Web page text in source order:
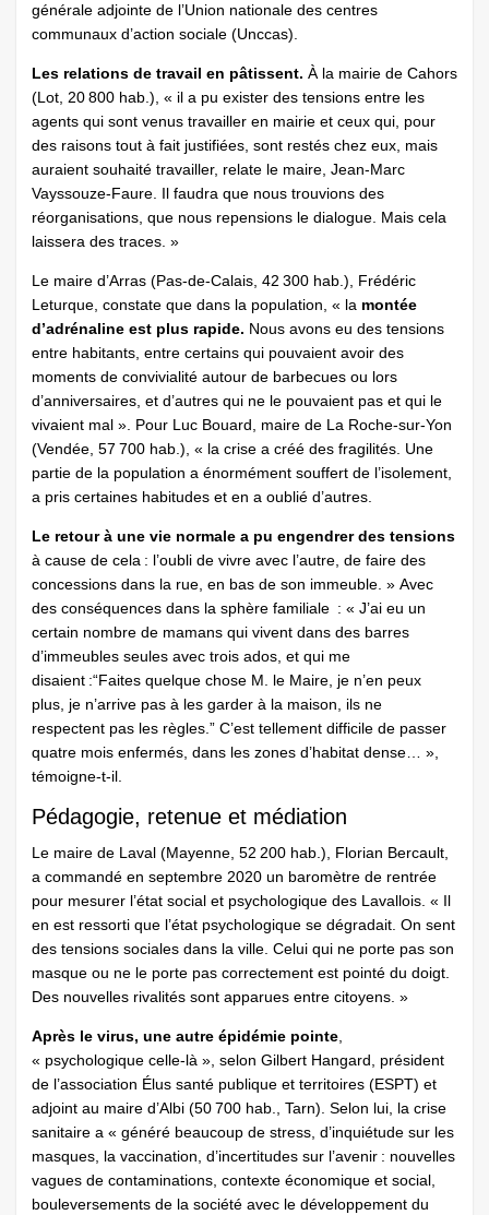
générale adjointe de l’Union nationale des centres
communaux d’action sociale (Unccas).
Les relations de travail en pâtissent. À la mairie de Cahors
(Lot, 20 800 hab.), « il a pu exister des tensions entre les
agents qui sont venus travailler en mairie et ceux qui, pour
des raisons tout à fait justifiées, sont restés chez eux, mais
auraient souhaité travailler, relate le maire, Jean-Marc
Vayssouze-Faure. Il faudra que nous trouvions des
réorganisations, que nous repensions le dialogue. Mais cela
laissera des traces. »
Le maire d’Arras (Pas-de-Calais, 42 300 hab.), Frédéric
Leturque, constate que dans la population, « la montée
d’adrénaline est plus rapide. Nous avons eu des tensions
entre habitants, entre certains qui pouvaient avoir des
moments de convivialité autour de barbecues ou lors
d’anniversaires, et d’autres qui ne le pouvaient pas et qui le
vivaient mal ». Pour Luc Bouard, maire de La Roche-sur-Yon
(Vendée, 57 700 hab.), « la crise a créé des fragilités. Une
partie de la population a énormément souffert de l’isolement,
a pris certaines habitudes et en a oublié d’autres.
Le retour à une vie normale a pu engendrer des tensions
à cause de cela : l’oubli de vivre avec l’autre, de faire des
concessions dans la rue, en bas de son immeuble. » Avec
des conséquences dans la sphère familiale : « J’ai eu un
certain nombre de mamans qui vivent dans des barres
d’immeubles seules avec trois ados, et qui me
disaient :“Faites quelque chose M. le Maire, je n’en peux
plus, je n’arrive pas à les garder à la maison, ils ne
respectent pas les règles.” C’est tellement difficile de passer
quatre mois enfermés, dans les zones d’habitat dense… »,
témoigne-t-il.
Pédagogie, retenue et médiation
Le maire de Laval (Mayenne, 52 200 hab.), Florian Bercault,
a commandé en septembre 2020 un baromètre de rentrée
pour mesurer l’état social et psychologique des Lavallois. « Il
en est ressorti que l’état psychologique se dégradait. On sent
des tensions sociales dans la ville. Celui qui ne porte pas son
masque ou ne le porte pas correctement est pointé du doigt.
Des nouvelles rivalités sont apparues entre citoyens. »
Après le virus, une autre épidémie pointe,
« psychologique celle-là », selon Gilbert Hangard, président
de l’association Élus santé publique et territoires (ESPT) et
adjoint au maire d’Albi (50 700 hab., Tarn). Selon lui, la crise
sanitaire a « généré beaucoup de stress, d’inquiétude sur les
masques, la vaccination, d’incertitudes sur l’avenir : nouvelles
vagues de contaminations, contexte économique et social,
bouleversements de la société avec le développement du